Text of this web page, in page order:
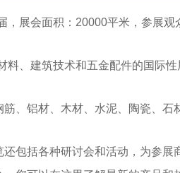
展会面积：20000平米，参展
、建筑技术和五金配件的国际
、铝材、木材、水泥、陶瓷、
包括各种研讨会和活动，为参展